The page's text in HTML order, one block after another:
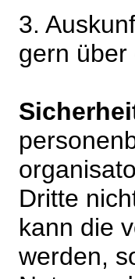
3.
gern über
Dritte
kann die
werden,